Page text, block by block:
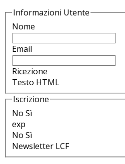
Informazioni Utente
Nome
Email
Ricezione
Testo HTML
Iscrizione
No Sì
exp
No Sì
Newsletter LCF